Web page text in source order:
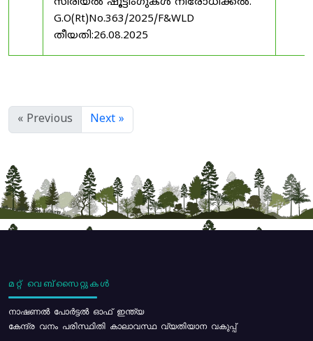
G.O(Rt)No.363/2025/F&WLD
തീയതി:26.08.2025
« Previous Next »
മറ്റ് വെബ്സൈറ്റുകൾ
നാഷണൽ പോർട്ടൽ ഓഫ് ഇന്ത്യ
കേന്ദ്ര വനം പരിസ്ഥിതി കാലാവസ്ഥ വ്യതിയാന വകുപ്പ്